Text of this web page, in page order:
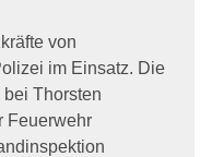
von
im Einsatz. Die
Thorsten
Feuerwehr